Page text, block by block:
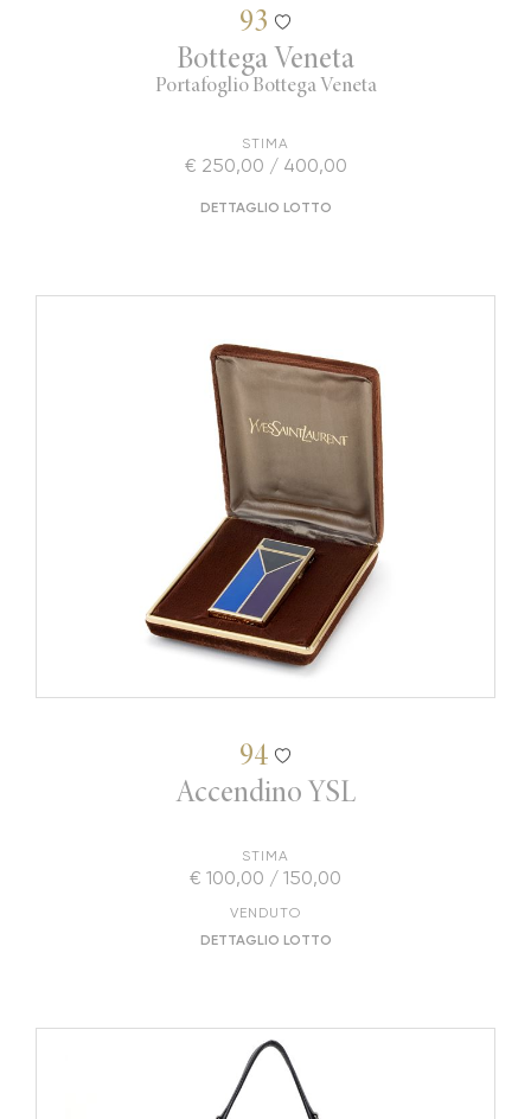
93
Bottega Veneta
Portafoglio Bottega Veneta
STIMA
€ 250,00 / 400,00
DETTAGLIO LOTTO
94
Accendino YSL
STIMA
€ 100,00 / 150,00
VENDUTO
DETTAGLIO LOTTO